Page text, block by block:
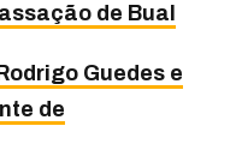
de Bual
Guedes e
de